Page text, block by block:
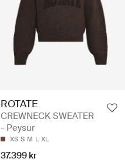
ROTATE
CREWNECK SWEATER
- Peysur
XS S M L XL
37.399 kr